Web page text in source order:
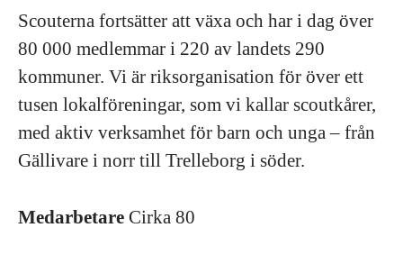
Scouterna fortsätter att växa och har i dag över
80 000 medlemmar i 220 av landets 290
kommuner. Vi är riksorganisation för över ett
tusen lokalföreningar, som vi kallar scoutkårer,
med aktiv verksamhet för barn och unga – från
Gällivare i norr till Trelleborg i söder.
Medarbetare Cirka 80